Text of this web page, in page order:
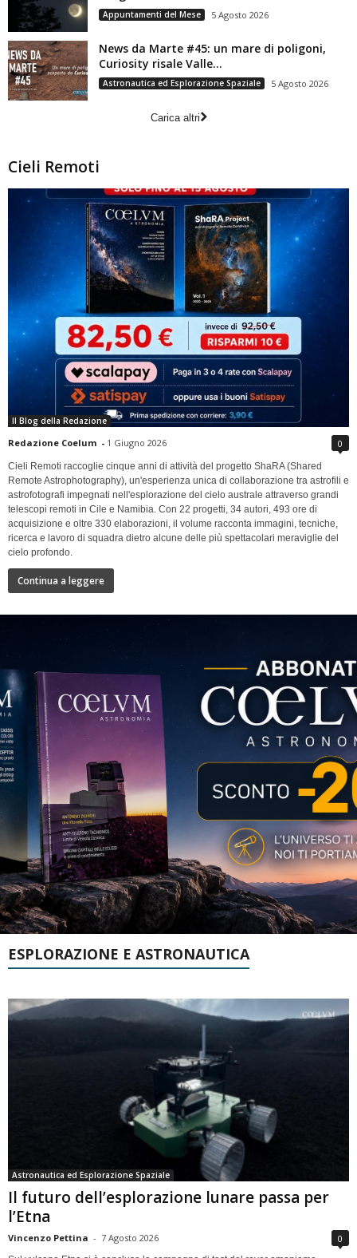
Appuntamenti del Mese 5 Agosto 2026
News da Marte #45: un mare di poligoni,
Curiosity risale Valle...
Astronautica ed Esplorazione Spaziale 5 Agosto 2026
Carica altri
Cieli Remoti
Il Blog della Redazione
Redazione Coelum - 1 Giugno 2026 0
Cieli Remoti raccoglie cinque anni di attività del progetto ShaRA (Shared
Remote Astrophotography), un'esperienza unica di collaborazione tra astrofili e
astrofotografi impegnati nell'esplorazione del cielo australe attraverso grandi
telescopi remoti in Cile e Namibia. Con 22 progetti, 34 autori, 493 ore di
acquisizione e oltre 330 elaborazioni, il volume racconta immagini, tecniche,
ricerca e lavoro di squadra dietro alcune delle più spettacolari meraviglie del
cielo profondo.
Continua a leggere
ESPLORAZIONE E ASTRONAUTICA
Astronautica ed Esplorazione Spaziale
Il futuro dell’esplorazione lunare passa per
l’Etna
Vincenzo Pettina - 7 Agosto 2026 0